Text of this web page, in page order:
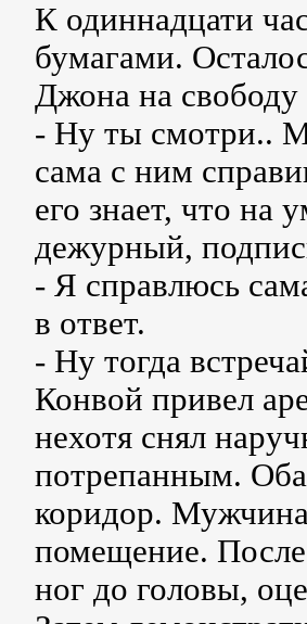
К одиннадцати
бумагами.
Джона на свободу
- Ну ты смотри..
сама с ним
его знает, что на
дежурный,
- Я справлюсь
в ответ.
- Ну тогда
Конвой привел
нехотя снял
потрепанным.
коридор. Мужчина
помещение.
ног до головы,